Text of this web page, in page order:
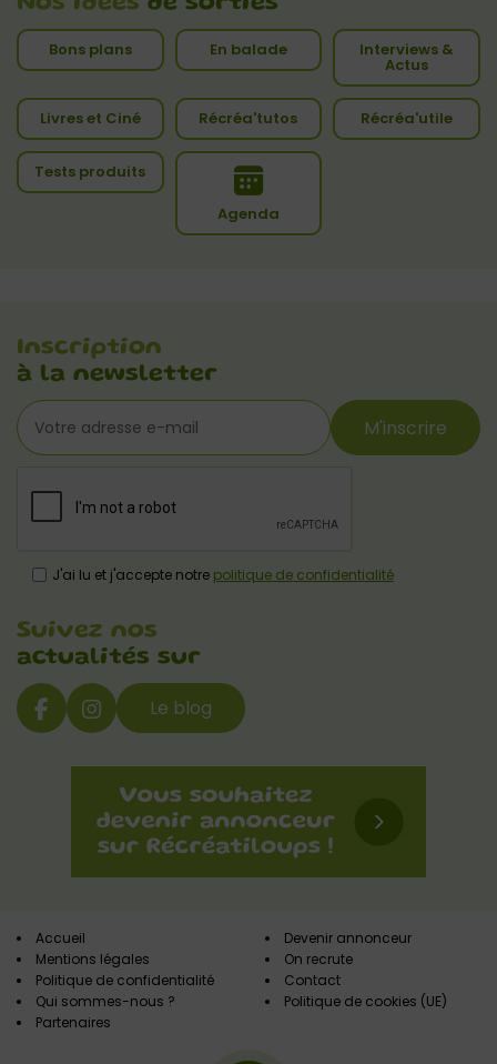
Bons plans En balade Interviews &
Actus
Livres et Ciné Récréa'tutos Récréa'utile
Tests produits
Agenda
Inscription
à la newsletter
M'inscrire
J'ai lu et j'accepte notre politique de confidentialité
Suivez nos
actualités sur
Le blog
Accueil
Mentions légales
Politique de confidentialité
Qui sommes-nous ?
Partenaires
Devenir annonceur
On recrute
Contact
Politique de cookies (UE)